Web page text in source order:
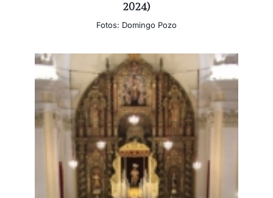
2024)
Fotos: Domingo Pozo